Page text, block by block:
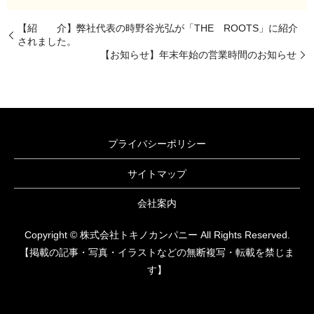
【紹 介】弊社代表の時野谷光弘が「THE ROOTS」に紹介
されました。
【お知らせ】年末年始の営業時間のお知らせ
プライバシーポリシー
サイトマップ
会社案内
Copyright © 株式会社トキノカンパニー All Rights Reserved.
【掲載の記事・写真・イラストなどの無断複写・転載を禁じま
す】